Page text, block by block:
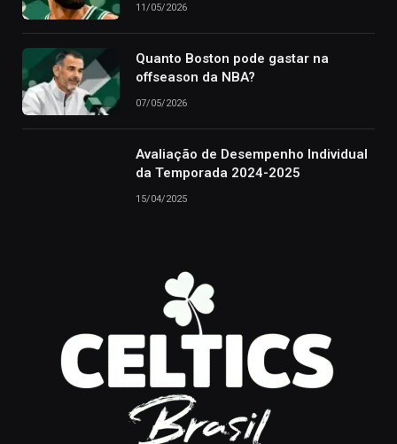
11/05/2026
Quanto Boston pode gastar na
offseason da NBA?
07/05/2026
Avaliação de Desempenho Individual
da Temporada 2024-2025
15/04/2025